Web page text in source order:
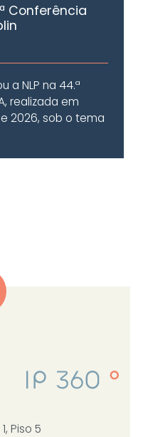
Conferência
a NLP na 44.ª
realizada em
2026, sob o tema
Piso 5